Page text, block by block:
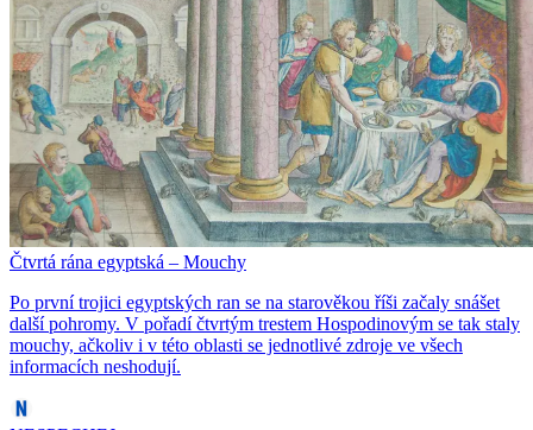
Čtvrtá rána egyptská – Mouchy
Po první trojici egyptských ran se na starověkou říši začaly snášet
další pohromy. V pořadí čtvrtým trestem Hospodinovým se tak staly
mouchy, ačkoliv i v této oblasti se jednotlivé zdroje ve všech
informacích neshodují.